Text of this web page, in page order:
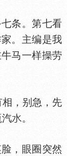
条。第七看
。主编是我
马一样
劳
，别急，先
汽
。
，眼圈突然